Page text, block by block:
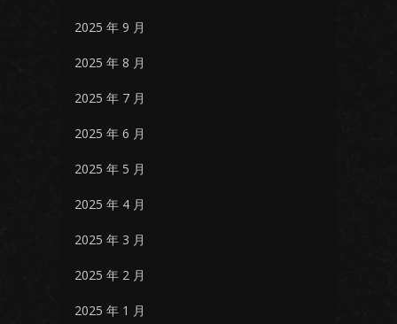
2025 年 9 月
2025 年 8 月
2025 年 7 月
2025 年 6 月
2025 年 5 月
2025 年 4 月
2025 年 3 月
2025 年 2 月
2025 年 1 月